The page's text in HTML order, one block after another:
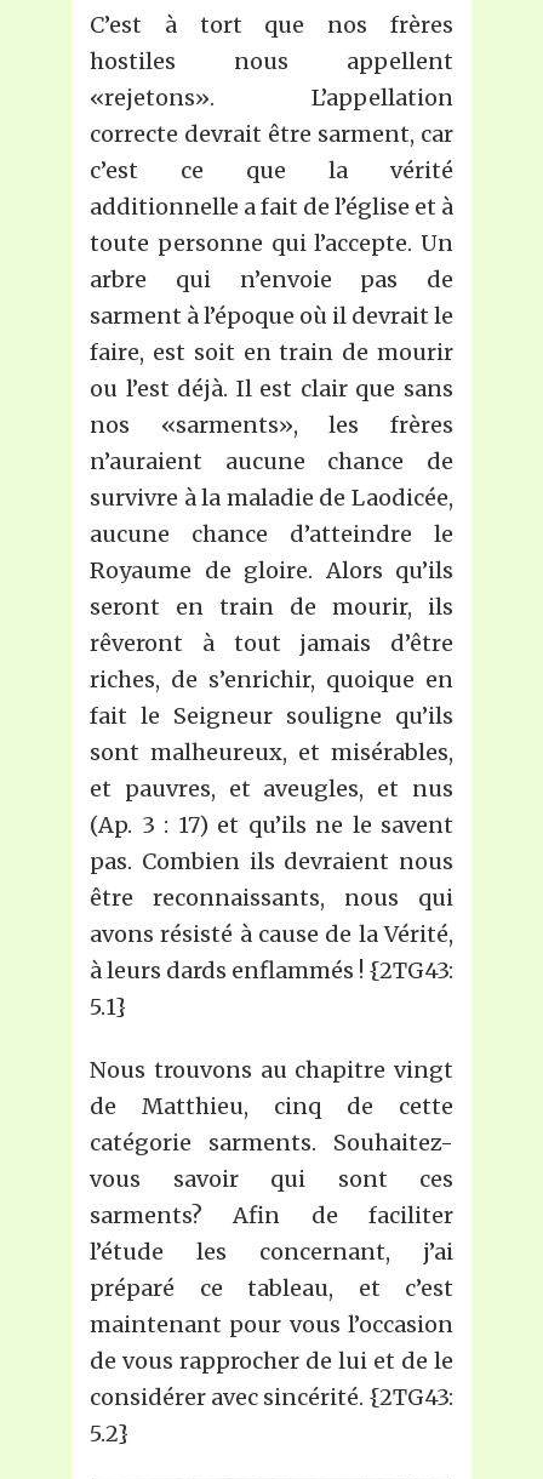
C’est à tort que nos frères
hostiles nous appellent
«rejetons». L’appellation
correcte devrait être sarment, car
c’est ce que la vérité
additionnelle a fait de l’église et à
toute personne qui l’accepte. Un
arbre qui n’envoie pas de
sarment à l’époque où il devrait le
faire, est soit en train de mourir
ou l’est déjà. Il est clair que sans
nos «sarments», les frères
n’auraient aucune chance de
survivre à la maladie de Laodicée,
aucune chance d’atteindre le
Royaume de gloire. Alors qu’ils
seront en train de mourir, ils
rêveront à tout jamais d’être
riches, de s’enrichir, quoique en
fait le Seigneur souligne qu’ils
sont malheureux, et misérables,
et pauvres, et aveugles, et nus
(Ap. 3 : 17) et qu’ils ne le savent
pas. Combien ils devraient nous
être reconnaissants, nous qui
avons résisté à cause de la Vérité,
à leurs dards enflammés ! {2TG43:
5.1}
Nous trouvons au chapitre vingt
de Matthieu, cinq de cette
catégorie sarments. Souhaitez-
vous savoir qui sont ces
sarments? Afin de faciliter
l’étude les concernant, j’ai
préparé ce tableau, et c’est
maintenant pour vous l’occasion
de vous rapprocher de lui et de le
considérer avec sincérité. {2TG43:
5.2}